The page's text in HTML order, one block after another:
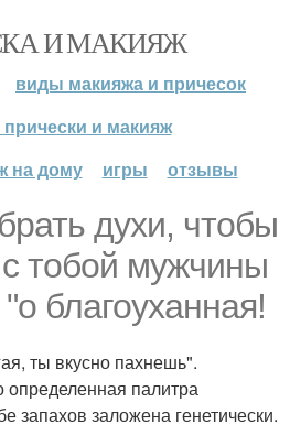
И МАКИЯЖ
виды макияжа и причесок
прически и макияж
на дому
игры отзывы
духи, чтобы
тобой мужчины
благоуханная!
ты вкусно пахнешь".
палитра
запахов заложена генетически.